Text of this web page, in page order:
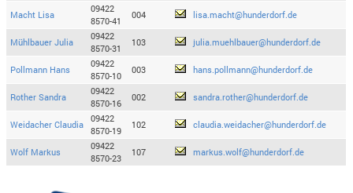
Macht Lisa
09422
8570-41
004 lisa.macht@hunderdorf.de
Mühlbauer Julia
09422
8570-31
103 julia.muehlbauer@hunderdorf.de
Pollmann Hans
09422
8570-10
003 hans.pollmann@hunderdorf.de
Rother Sandra
09422
8570-16
002 sandra.rother@hunderdorf.de
Weidacher Claudia
09422
8570-19
102 claudia.weidacher@hunderdorf.de
Wolf Markus
09422
8570-23
107 markus.wolf@hunderdorf.de